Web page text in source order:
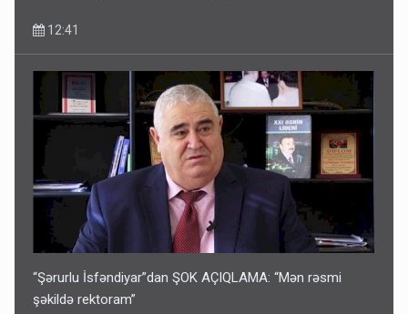
12:41
“Şərurlu İsfəndiyar”dan ŞOK AÇIQLAMA: “Mən rəsmi
şəkildə rektoram”